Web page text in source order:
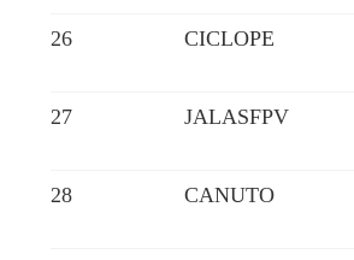
26 CICLOPE
27 JALASFPV
28 CANUTO